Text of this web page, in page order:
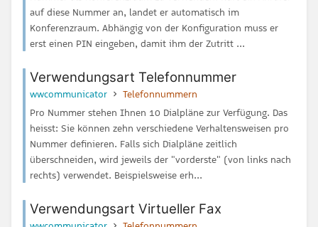
auf diese Nummer an, landet er automatisch im
Konferenzraum. Abhängig von der Konfiguration muss er
erst einen PIN eingeben, damit ihm der Zutritt ...
Verwendungsart Telefonnummer
wwcommunicator
Telefonnummern
Pro Nummer stehen Ihnen 10 Dialpläne zur Verfügung. Das
heisst: Sie können zehn verschiedene Verhaltensweisen pro
Nummer definieren. Falls sich Dialpläne zeitlich
überschneiden, wird jeweils der "vorderste" (von links nach
rechts) verwendet. Beispielsweise erh...
Verwendungsart Virtueller Fax